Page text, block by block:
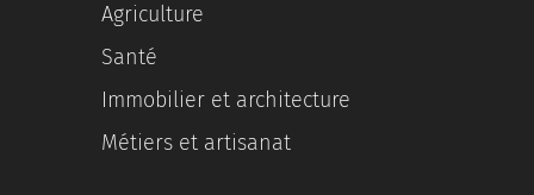
Agriculture
Santé
Immobilier et architecture
Métiers et artisanat